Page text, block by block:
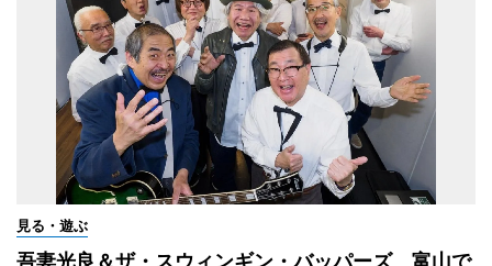
見る・遊ぶ
吾妻光良＆ザ・スウィンギン・バッパーズ 富山で